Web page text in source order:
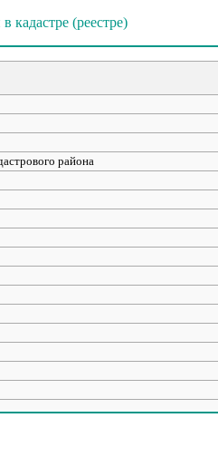
кадастре (реестре)
района